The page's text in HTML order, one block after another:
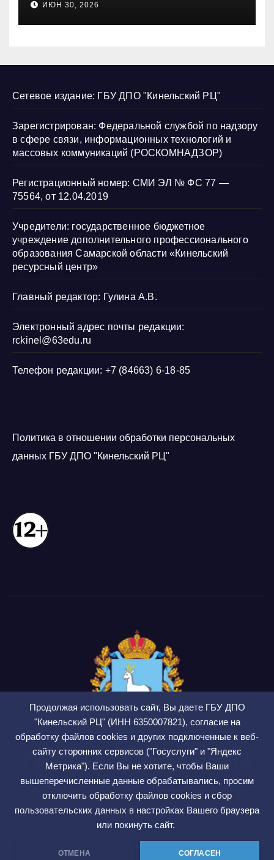
Продолжая использовать сайт, Вы даете ГБУ ДПО
"Кинельский РЦ" (ИНН 6350007821), согласие на
обработку файлов cookies и других подключенные к веб-
сайту сторонних сервисов ("Госуслуги" и "Яндекс
Метрика"). Если Вы не хотите, чтобы Ваши
вышеперечисленные данные обрабатывались, просим
отключить обработку файлов cookies и сбор
пользовательских данных в настройках Вашего браузера
или покинуть сайт.
ОТМЕНА СОГЛАСЕН
нарушению их прав
ИЮН 30, 2026
Сетевое издание: ГБУ ДПО "Кинельский РЦ"
Зарегистрирован: Федеральной службой по надзору
в сфере связи, информационных технологий и
массовых коммуникаций (РОСКОМНАДЗОР)
Регистрационный номер: СМИ ЭЛ № ФС 77 —
75564, от 12.04.2019
Учредители: государственное бюджетное
учреждение дополнительного профессионального
образования Самарской области «Кинельский
ресурсный центр»
Главный редактор: Гулина А.В.
Электронный адрес почты редакции:
rckinel@63edu.ru
Телефон редакции: +7 (84663) 6-18-85
Политика в отношении обработки персональных
данных ГБУ ДПО "Кинельский РЦ"
ГБУ ДПО Кинельский
РЦ
СМИ ЭЛ № ФС 77 — 75564